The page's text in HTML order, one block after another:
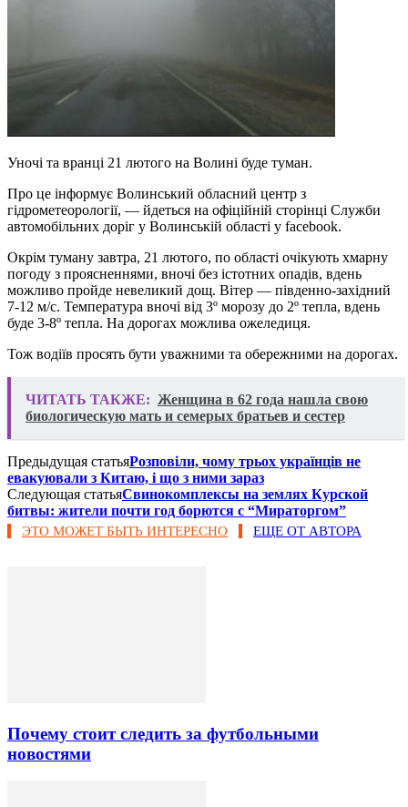
Уночі та вранці 21 лютого на Волині буде туман.
Про це інформує Волинський обласний центр з
гідрометеорології, — йдеться на офіційній сторінці Служби
автомобільних доріг у Волинській області у facebook.
Окрім туману завтра, 21 лютого, по області очікують хмарну
погоду з проясненнями, вночі без істотних опадів, вдень
можливо пройде невеликий дощ. Вітер — південно-західний
7-12 м/с. Температура вночі від 3º морозу до 2º тепла, вдень
буде 3-8º тепла. На дорогах можлива ожеледиця.
Тож водіїв просять бути уважними та обережними на дорогах.
ЧИТАТЬ ТАКЖЕ: Женщина в 62 года нашла свою
биологическую мать и семерых братьев и сестер
Предыдущая статьяРозповіли, чому трьох українців не
евакуювали з Китаю, і що з ними зараз
Следующая статьяСвинокомплексы на землях Курской
битвы: жители почти год борются с “Мираторгом”
ЭТО МОЖЕТ БЫТЬ ИНТЕРЕСНО ЕЩЕ ОТ АВТОРА
Почему стоит следить за футбольными
новостями